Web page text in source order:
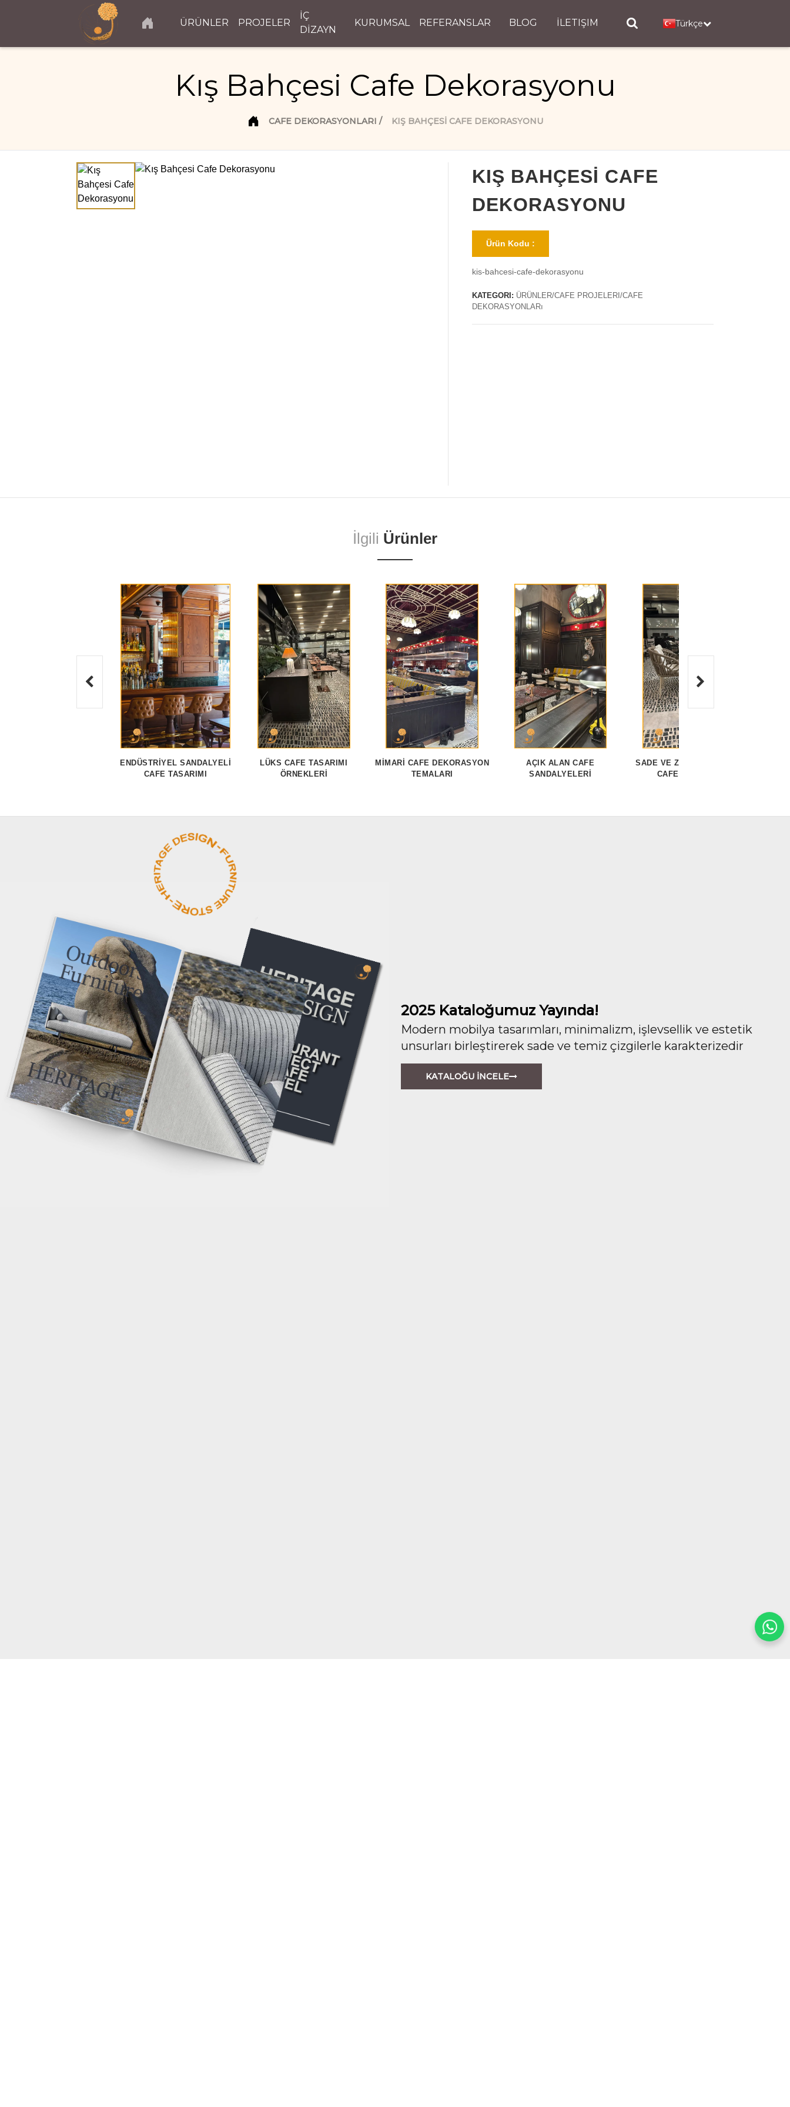
ÜRÜNLER PROJELER
İÇ
DİZAYN
KURUMSAL REFERANSLAR BLOG İLETIŞIM Türkçe
Kış Bahçesi Cafe Dekorasyonu
CAFE DEKORASYONLARI KIŞ BAHÇESI CAFE DEKORASYONU
KIŞ BAHÇESI CAFE
DEKORASYONU
Ürün Kodu :
kis-bahcesi-cafe-dekorasyonu
KATEGORI: ÜRÜNLER/CAFE PROJELERI/CAFE
DEKORASYONLARı
İlgili Ürünler
ENDÜSTRIYEL SANDALYELI
CAFE TASARIMI
LÜKS CAFE TASARIMI
ÖRNEKLERI
MIMARI CAFE DEKORASYON
TEMALARI
AÇIK ALAN CAFE
SANDALYELERI
SADE VE ZARIF İÇ MIMARI
CAFE TASARIMI
2025 Kataloğumuz Yayında!
Modern mobilya tasarımları, minimalizm, işlevsellik ve estetik
unsurları birleştirerek sade ve temiz çizgilerle karakterizedir
KATALOĞU İNCELE